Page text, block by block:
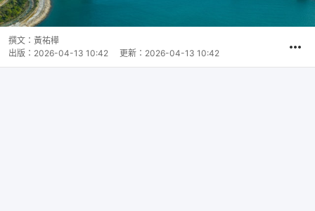
撰文： 黃祐樺
出版： 2026-04-13 10:42 更新： 2026-04-13 10:42